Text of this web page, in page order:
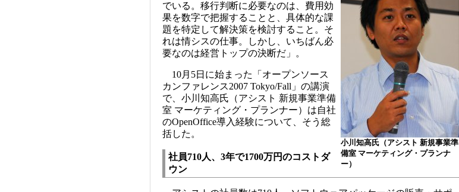
小川知高氏（アシスト 新規事業準
備室 マーケティング・プランナ
ー）
でいる。移行判断に必要なのは、費用効
果を数字で把握することと、具体的な課
題を特定して解決策を検討すること。そ
れは情シスの仕事。しかし、いちばん必
要なのは経営トップの決断だ」。
10月5日に始まった「オープンソース
カンファレンス2007 Tokyo/Fall」の講演
で、小川知高氏（アシスト 新規事業準備
室 マーケティング・プランナー）は自社
のOpenOffice導入経験について、そう総
括した。
社員710人、3年で1700万円のコストダ
ウン